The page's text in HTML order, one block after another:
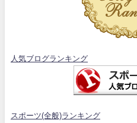
人気ブログランキング
スポーツ(全般)ランキング